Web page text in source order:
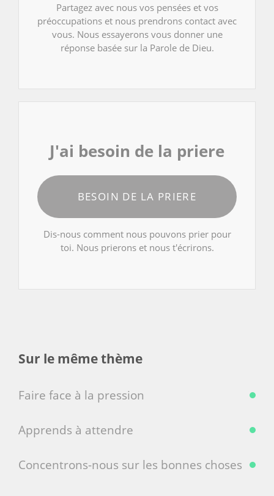
Partagez avec nous vos pensées et vos
préoccupations et nous prendrons contact avec
vous. Nous essayerons vous donner une
réponse basée sur la Parole de Dieu.
J'ai besoin de la priere
BESOIN DE LA PRIERE
Dis-nous comment nous pouvons prier pour
toi. Nous prierons et nous t'écrirons.
Sur le même thème
Faire face à la pression
Apprends à attendre
Concentrons-nous sur les bonnes choses